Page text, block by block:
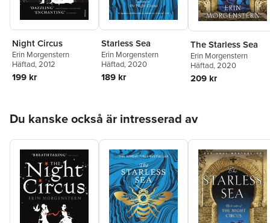
Night Circus
Erin Morgenstern
Häftad, 2012
199 kr
Starless Sea
Erin Morgenstern
Häftad, 2020
189 kr
The Starless Sea
Erin Morgenstern
Häftad, 2020
209 kr
Du kanske också är intresserad av